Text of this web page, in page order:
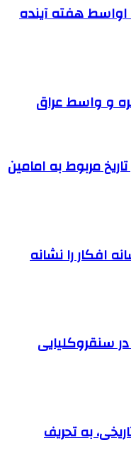
اواسط هفته آینده
و واسط عراق
مربوط به امامین
افکار را نشانه
سنقروکلیایی
به تحریف